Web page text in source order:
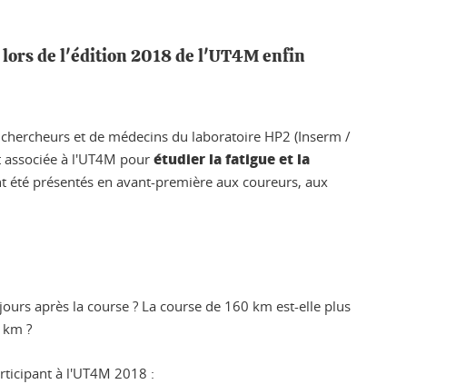
de l'édition 2018 de l'UT4M enfin
et de médecins du laboratoire HP2 (Inserm /
à l'UT4M pour étudier la fatigue et la
été présentés en avant-première aux coureurs, aux
après la course ? La course de 160 km est-elle plus
?
à l'UT4M 2018 :